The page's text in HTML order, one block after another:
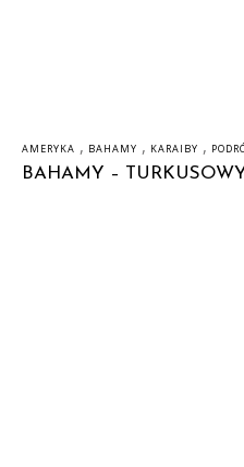
AMERYKA , BAHAMY , KARAIBY ,
BAHAMY –